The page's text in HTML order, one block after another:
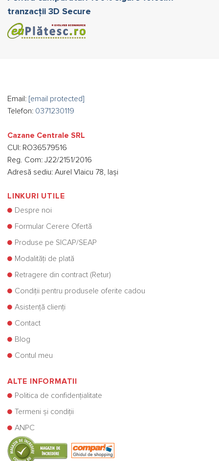
tranzacții 3D Secure
Email: [email protected]
Telefon: 0371230119
Cazane Centrale SRL
CUI: RO36579516
Reg. Com: J22/2151/2016
Adresă sediu: Aurel Vlaicu 78, Iași
LINKURI UTILE
Despre noi
Formular Cerere Ofertă
Produse pe SICAP/SEAP
Modalități de plată
Retragere din contract (Retur)
Condiții pentru produsele oferite cadou
Asistență clienți
Contact
Blog
Contul meu
ALTE INFORMATII
Politica de confidențialitate
Termeni și condiții
ANPC